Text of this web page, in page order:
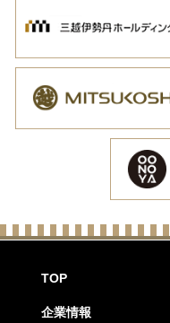
TOP
企業情報